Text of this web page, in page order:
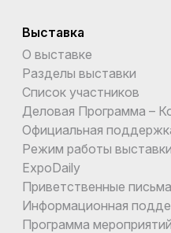
Выставка
О выставке
Разделы выставки
Список участников
Деловая Программа –
Официальная
Режим работы выставки
ExpoDaily
Приветственные письма
Информационная
Программа мероприятий